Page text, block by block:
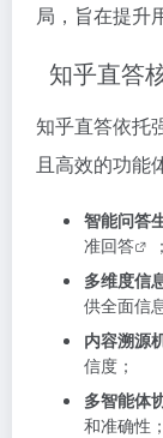
局，旨在提升
知乎直答
知乎直答依托
且高效的功能
智能问答
准回答
；
多维度信
供全面信
内容溯源
信度；
多智能体
和准确性；